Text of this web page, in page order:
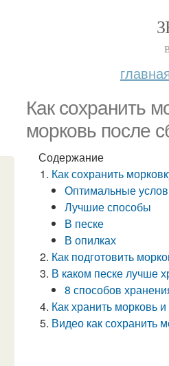
Как сохранить
морковь после
Содержание
Как сохранить
Оптимальные
Лучшие способы
В песке
В опилках
Как подготовить
В каком песке лучше
8 способов
Как хранить морковь
Видео как сохранить